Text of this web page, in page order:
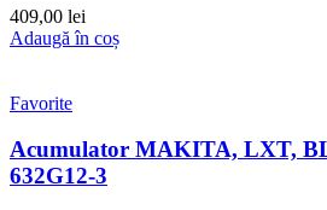
409,00 lei
Adaugă în coș
Favorite
Acumulator MAKITA, LXT,
632G12-3